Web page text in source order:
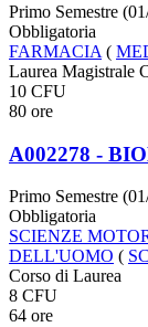
Primo Semestre
Obbligatoria
FARMACIA (
Laurea Magistrale
10 CFU
80 ore
A002278 -
Primo Semestre
Obbligatoria
SCIENZE
DELL'UOMO (
Corso di Laurea
8 CFU
64 ore